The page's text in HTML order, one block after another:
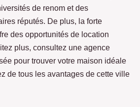
de renom et des
réputés. De plus, la forte
des opportunités de location
plus, consultez une agence
pour trouver votre maison idéale
de tous les avantages de cette ville